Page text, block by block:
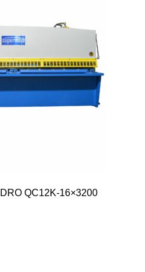
QC12K-16×3200